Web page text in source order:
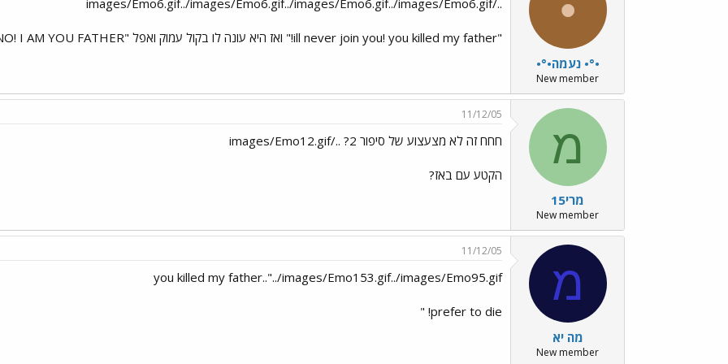
•°• נעמה•°•
New member
../images/Emo6.gif../images/Emo6.gif../images/Emo6.gif../images/Emo6.gif
"ill never join you! you killed my father!" ואז היא עונה לו בקול עמוק ואפל "NO! I AM YOU FATHER"
מ
מרי15
New member
11/12/05
חחח זה לא מצעצוע של סיפור 2? ../images/Emo12.gif
הקטע עם באז?
מ
מה יא
New member
11/12/05
you killed my father.."../images/Emo153.gif../images/Emo95.gif
prefer to die! "